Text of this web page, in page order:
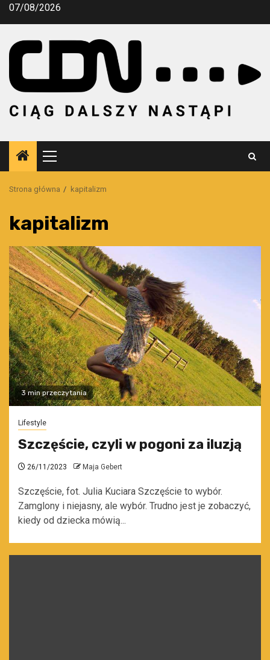
Przejdź
07/08/2026
Menu
główne
Strona główna kapitalizm
kapitalizm
3 min przeczytania
Lifestyle
Szczęście, czyli w pogoni za iluzją
26/11/2023 Maja Gebert
Szczęście, fot. Julia Kuciara Szczęście to wybór.
Zamglony i niejasny, ale wybór. Trudno jest je zobaczyć,
kiedy od dziecka mówią...